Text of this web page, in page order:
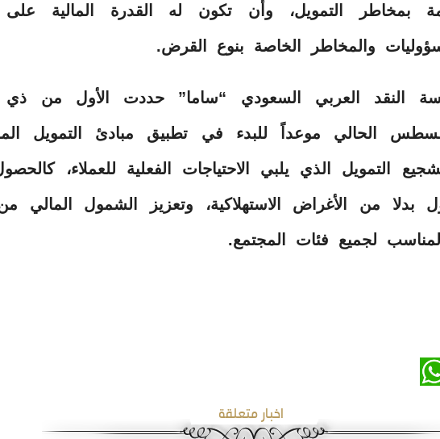
بمخاطر التمويل، وأن تكون له القدرة المالية
والمخاطر الخاصة بنوع القرض.
النقد العربي السعودي “ساما” حددت الأول من ذي
12 أغسطس الحالي موعداً للبدء في تطبيق مبادئ التمويل
التمويل الذي يلبي الاحتياجات الفعلية للعملاء،
بدلا من الأغراض الاستهلاكية، وتعزيز الشمول المالي
لجميع فئات المجتمع.
اخبار متعلقة